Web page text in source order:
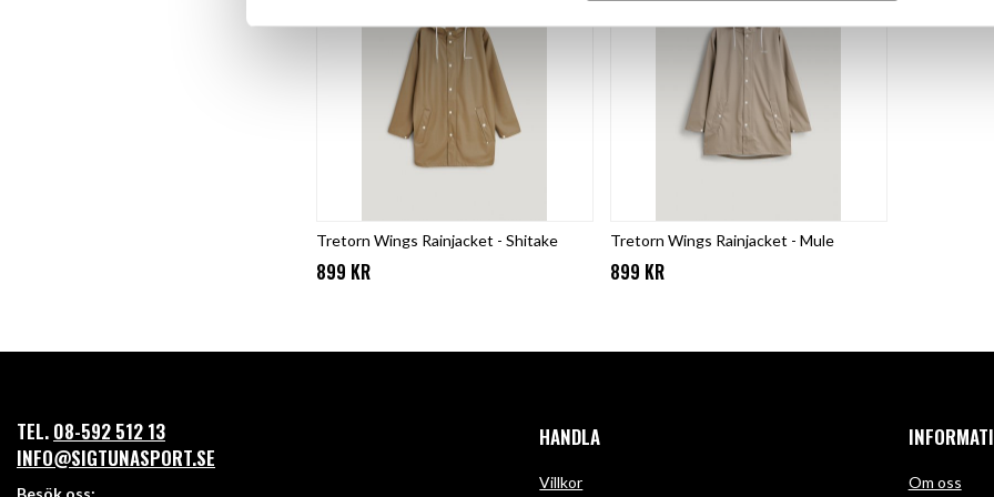
Tretorn Wings Rainjacket - Shitake
899 KR
Tretorn Wings Rainjacket - Mule
899 KR
TEL. 08-592 512 13
INFO@SIGTUNASPORT.SE
HANDLA
Villkor Om oss